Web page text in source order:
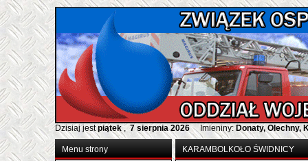
Dzisiaj jestpiątek,7 sierpnia 2026 Imieniny:Donaty, Olechny,
Menu strony
KARAMBOLKOŁO ŚWIDNICY